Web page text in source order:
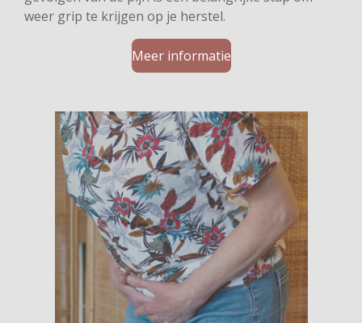
weer grip te krijgen op je herstel.
Meer informatie